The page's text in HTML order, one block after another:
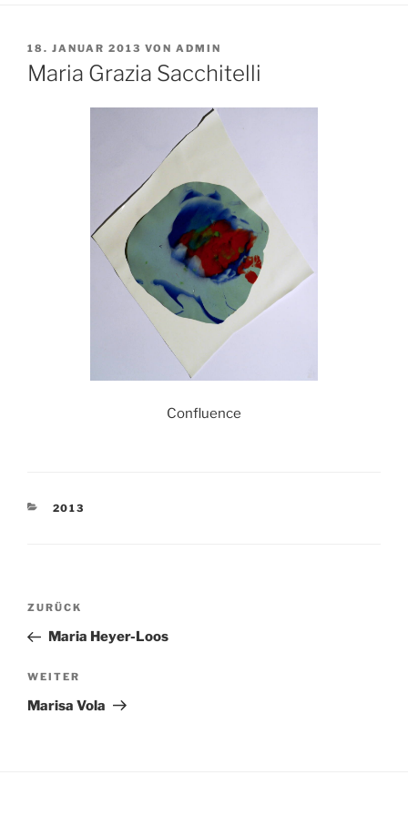
VERÖFFENTLICHT
AM
18. JANUAR 2013 VON ADMIN
Maria Grazia Sacchitelli
Confluence
KATEGORIEN
2013
Beitragsnavigation
Vorheriger
Beitrag
ZURÜCK
Maria Heyer-Loos
Nächster
Beitrag
WEITER
Marisa Vola